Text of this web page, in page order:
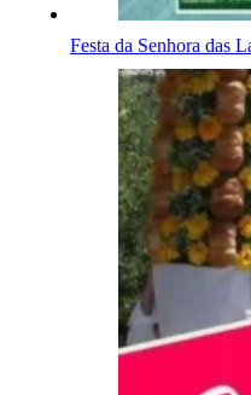
Festa da Senhora das